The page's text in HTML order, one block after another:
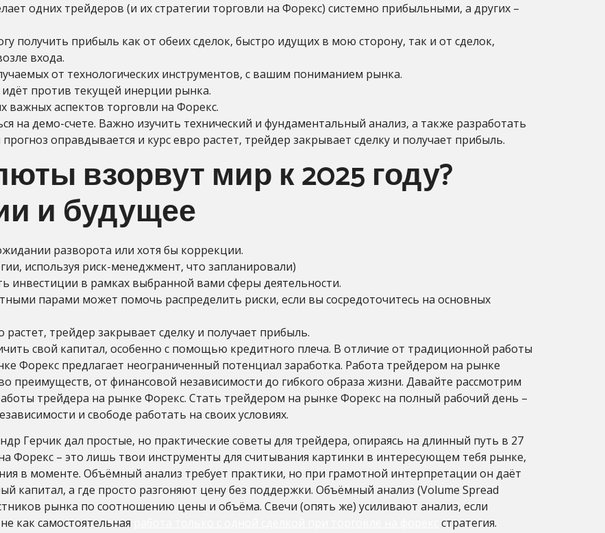
одних трейдеров (и их стратегии торговли на Форекс) системно прибыльными, а других –
получить прибыль как от обеих сделок, быстро идущих в мою сторону, так и от сделок,
входа.
от технологических инструментов, с вашим пониманием рынка.
против текущей инерции рынка.
важных аспектов торговли на Форекс.
на демо-счете. Важно изучить технический и фундаментальный анализ‚ а также разработать
оправдывается и курс евро растет‚ трейдер закрывает сделку и получает прибыль.
взорвут мир к 2025 году?
и будущее
разворота или хотя бы коррекции.
используя риск-менеджмент, что запланировали)
в рамках выбранной вами сферы деятельности.
парами может помочь распределить риски, если вы сосредоточитесь на основных
трейдер закрывает сделку и получает прибыль.
свой капитал, особенно с помощью кредитного плеча. В отличие от традиционной работы
Форекс предлагает неограниченный потенциал заработка. Работа трейдером на рынке
преимуществ, от финансовой независимости до гибкого образа жизни. Давайте рассмотрим
трейдера на рынке Форекс. Стать трейдером на рынке Форекс на полный рабочий день –
и свободе работать на своих условиях.
Герчик дал простые, но практические советы для трейдера, опираясь на длинный путь в 27
Форекс – это лишь твои инструменты для считывания картинки в интересующем тебя рынке,
в моменте. Объёмный анализ требует практики, но при грамотной интерпретации он даёт
капитал, а где просто разгоняют цену без поддержки. Объёмный анализ (Volume Spread
рынка по соотношению цены и объёма. Свечи (опять же) усиливают анализ, если
как самостоятельная
стратегия.